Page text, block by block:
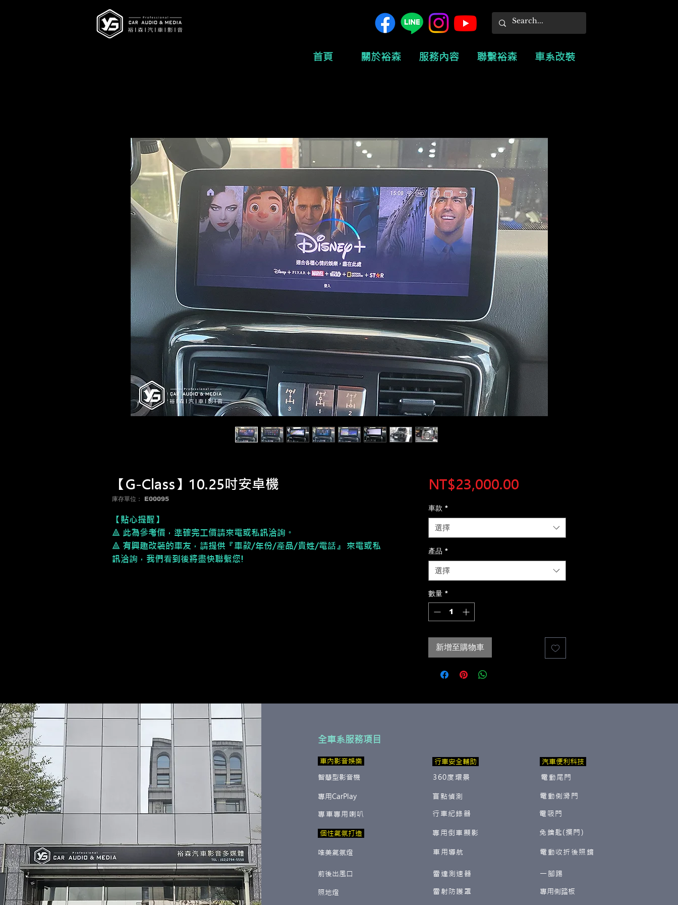
首頁 關於裕森 服務內容 聯繫裕森 車系改裝
【G-Class】10.25吋安卓機
庫存單位： E00095
【貼心提醒】
🔺 此為參考價， 準確完工價請來電或私訊洽詢。
🔺 有興趣改裝的車友，請提供『車款/年份/產品/貴姓/電話』 來電或私
訊洽詢，我們看到後將盡快聯繫您!
NT$23,000.00價
車款 *
選擇
產品 *
選擇
數量 *
新增至購物車
全車系服務項目
​ 車內影音娛樂
智慧型影音機
行車安全輔助
360度環景
專用CarPlay
專車專用喇叭
盲點偵測
行車紀錄器
專用倒車顯影
​ 個性氣氛打造
唯美氣氛燈 車用導航
汽車便利科技
電動尾門
電動側滑門
電吸門
免鑰匙(摸門)
電動收折後照鏡
前後出風口 雷達測速器
照地燈 雷射防護罩
一腳踢
​專用側踏板